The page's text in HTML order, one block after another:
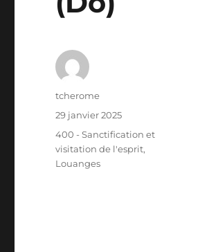
Auteur
tcherome
Publié
29 janvier 2025
Catégories
400 - Sanctification et
visitation de l'esprit,
Louanges